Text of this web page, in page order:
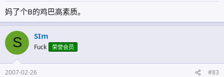
妈了个B的鸡巴高素质。
S SIm
Fuck 荣誉会员
2007-02-26 #83